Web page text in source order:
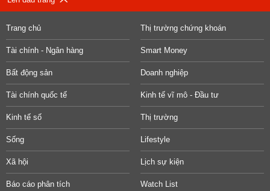
Trang chủ Thị trường chứng khoán
Tài chính - Ngân hàng Smart Money
Bất động sản Doanh nghiệp
Tài chính quốc tế Kinh tế vĩ mô - Đầu tư
Kinh tế số Thị trường
Sống Lifestyle
Xã hội Lịch sự kiện
Báo cáo phân tích Watch List